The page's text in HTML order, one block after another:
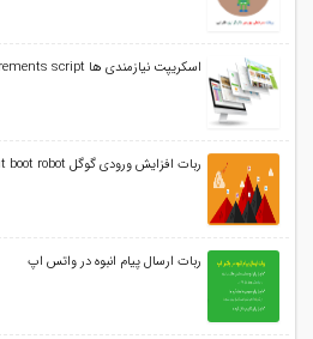
اسکریپت نیازمندی ها Requirements script
ربات افزایش ورودی گوگل Google input boot robot
ربات ارسال پیام انبوه در واتس اپ